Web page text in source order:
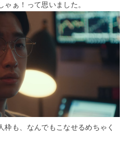
ゃぁ！って思いました。
枠も、なんでもこなせるめちゃく